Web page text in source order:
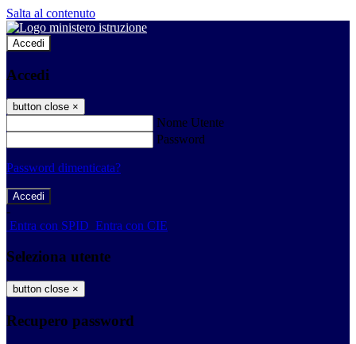
Salta al contenuto
Accedi
Accedi
button close ×
Nome Utente
Password
Password dimenticata?
-
Entra con SPID Entra con CIE
Seleziona utente
button close ×
Recupero password